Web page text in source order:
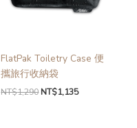
FlatPak Toiletry Case 便
攜旅行收納袋
NT$1,290 NT$1,135